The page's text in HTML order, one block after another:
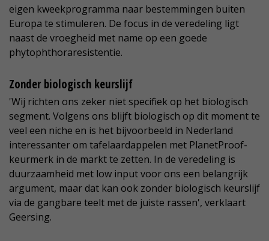
eigen kweekprogramma naar bestemmingen buiten
Europa te stimuleren. De focus in de veredeling ligt
naast de vroegheid met name op een goede
phytophthoraresistentie.
Zonder biologisch keurslijf
'Wij richten ons zeker niet specifiek op het biologisch
segment. Volgens ons blijft biologisch op dit moment te
veel een niche en is het bijvoorbeeld in Nederland
interessanter om tafelaardappelen met PlanetProof-
keurmerk in de markt te zetten. In de veredeling is
duurzaamheid met low input voor ons een belangrijk
argument, maar dat kan ook zonder biologisch keurslijf
via de gangbare teelt met de juiste rassen', verklaart
Geersing.